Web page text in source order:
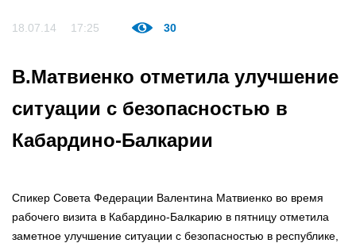
18.07.14 17:25 30
В.Матвиенко отметила улучшение
ситуации с безопасностью в
Кабардино-Балкарии
Спикер Совета Федерации Валентина Матвиенко во время
рабочего визита в Кабардино-Балкарию в пятницу отметила
заметное улучшение ситуации с безопасностью в республике,